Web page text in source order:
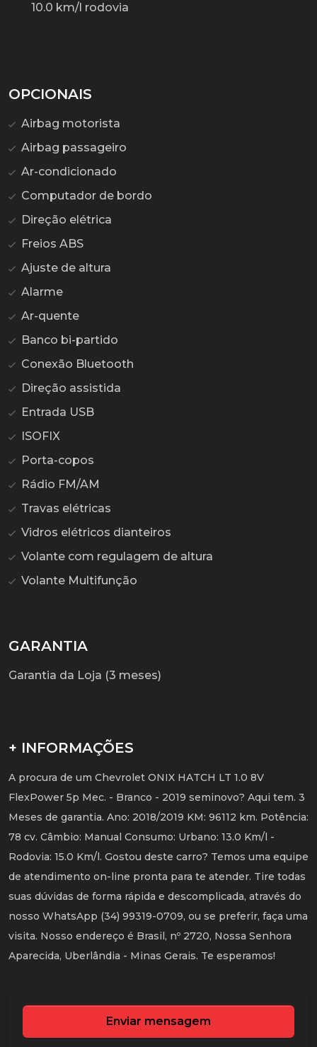
10.0 km/l rodovia
OPCIONAIS
Airbag motorista
Airbag passageiro
Ar-condicionado
Computador de bordo
Direção elétrica
Freios ABS
Ajuste de altura
Alarme
Ar-quente
Banco bi-partido
Conexão Bluetooth
Direção assistida
Entrada USB
ISOFIX
Porta-copos
Rádio FM/AM
Travas elétricas
Vidros elétricos dianteiros
Volante com regulagem de altura
Volante Multifunção
GARANTIA
Garantia da Loja (3 meses)
+ INFORMAÇÕES
A procura de um Chevrolet ONIX HATCH LT 1.0 8V
FlexPower 5p Mec. - Branco - 2019 seminovo? Aqui tem. 3
Meses de garantia. Ano: 2018/2019 KM: 96112 km. Potência:
78 cv. Câmbio: Manual Consumo: Urbano: 13.0 Km/l -
Rodovia: 15.0 Km/l. Gostou deste carro? Temos uma equipe
de atendimento on-line pronta para te atender. Tire todas
suas dúvidas de forma rápida e descomplicada, através do
nosso WhatsApp (34) 99319-0709, ou se preferir, faça uma
visita. Nosso endereço é Brasil, nº 2720, Nossa Senhora
Aparecida, Uberlândia - Minas Gerais. Te esperamos!
Enviar mensagem